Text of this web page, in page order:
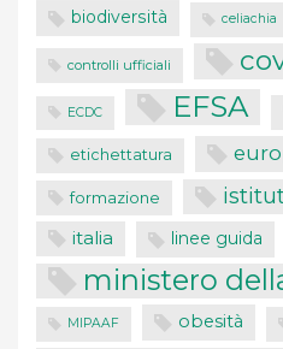
biodiversità celiachia
controlli ufficiali
ECDC EFSA
etichettatura
formazione
italia linee guida
ministero
MIPAAF obesità